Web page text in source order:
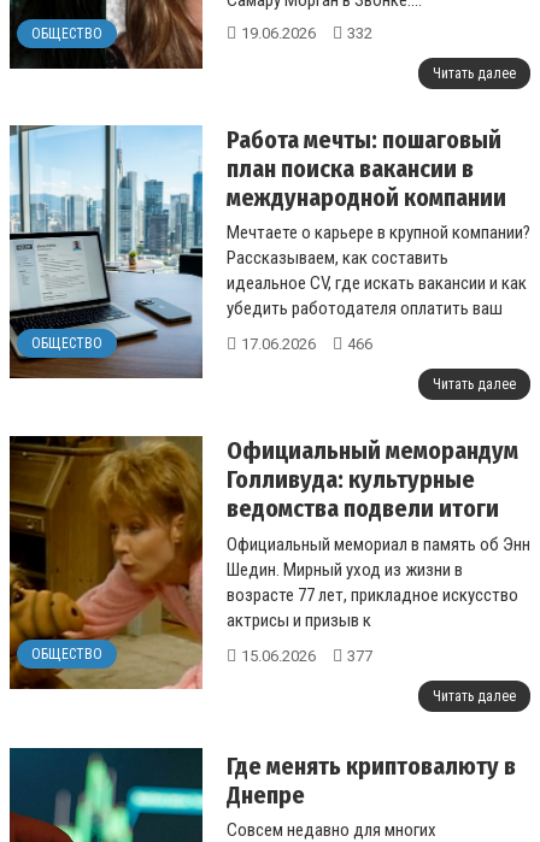
ОБЩЕСТВО 19.06.2026 332
Читать далее
ОБЩЕСТВО
Работа мечты: пошаговый
план поиска вакансии в
международной компании
Мечтаете о карьере в крупной компании?
Рассказываем, как составить
идеальное CV, где искать вакансии и как
убедить работодателя оплатить ваш
переезд....
17.06.2026 466
Читать далее
ОБЩЕСТВО
Официальный меморандум
Голливуда: культурные
ведомства подвели итоги
творческого наследия
ушедшей Энн Шедин
Официальный мемориал в память об Энн
Шедин. Мирный уход из жизни в
возрасте 77 лет, прикладное искусство
актрисы и призыв к
благотворительности....
15.06.2026 377
Читать далее
Где менять криптовалюту в
Днепре
Совсем недавно для многих